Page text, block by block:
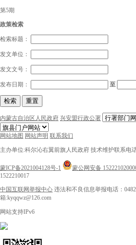
第5期
政策检索
检索标题：
发文单位：
发文文号：
发布日期： 至
检索 重置
内蒙古自治区人民政府 兴安盟行政公署
网站地图 网站声明 联系我们
主办单位:科尔沁右翼前旗人民政府 技术维护联系电
蒙ICP备2021004128号-1 蒙公网安备
1522210017
中国互联网举报中心 违法和不良信息举报电话：
箱:kyqqwz@126.com
网站支持IPv6